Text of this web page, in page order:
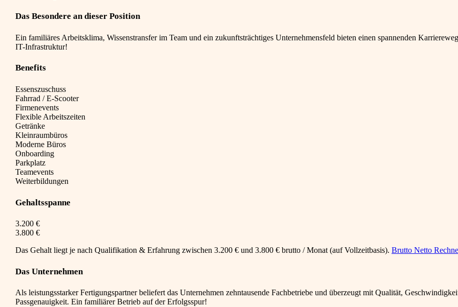
Das Besondere an dieser Position
Ein familiäres Arbeitsklima, Wissenstransfer im Team und ein zukunftsträchtiges Unternehmensfeld bieten einen spannenden
IT-Infrastruktur!
Benefits
Essenszuschuss
Fahrrad / E-Scooter
Firmenevents
Flexible Arbeitszeiten
Getränke
Kleinraumbüros
Moderne Büros
Onboarding
Parkplatz
Teamevents
Weiterbildungen
Gehaltsspanne
3.200 €
3.800 €
Das Gehalt liegt je nach Qualifikation & Erfahrung zwischen 3.200 € und 3.800 € brutto / Monat (auf Vollzeitbasis). Brutto Netto
Das Unternehmen
Als leistungsstarker Fertigungspartner beliefert das Unternehmen zehntausende Fachbetriebe und überzeugt mit Qualität,
Passgenauigkeit. Ein familiärer Betrieb auf der Erfolgsspur!